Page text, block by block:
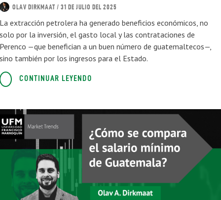
OLAV DIRKMAAT / 31 DE JULIO DEL 2025
La extracción petrolera ha generado beneficios económicos, no
solo por la inversión, el gasto local y las contrataciones de
Perenco —que benefician a un buen número de guatemaltecos—,
sino también por los ingresos para el Estado.
CONTINUAR LEYENDO